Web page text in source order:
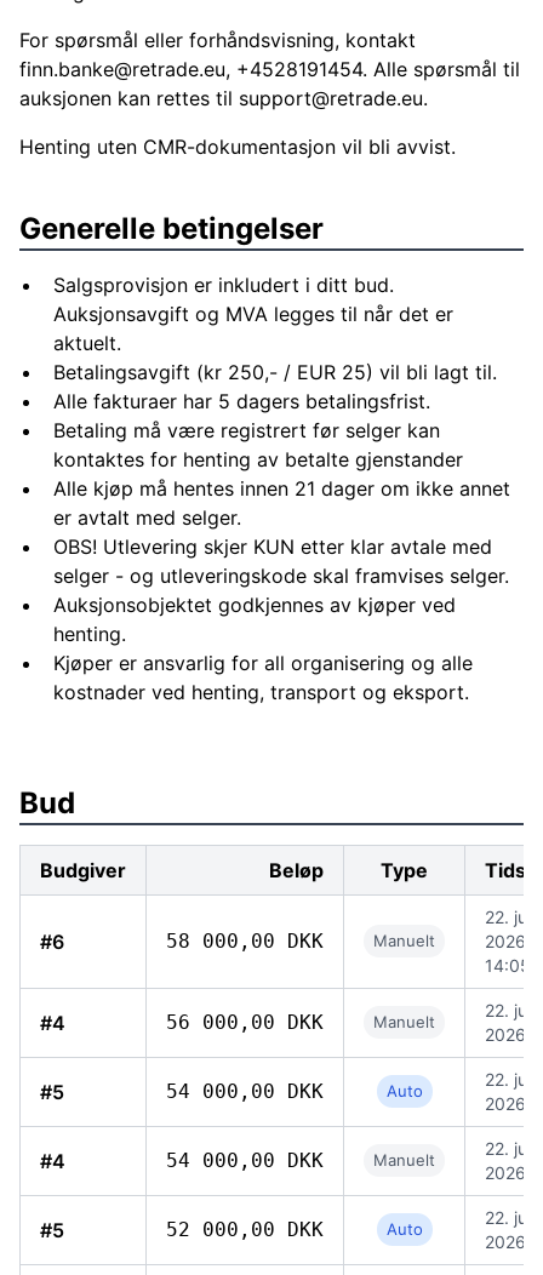
For spørsmål eller forhåndsvisning, kontakt
finn.banke@retrade.eu, +4528191454. Alle spørsmål til
auksjonen kan rettes til support@retrade.eu.
Henting uten CMR-dokumentasjon vil bli avvist.
Generelle betingelser
Salgsprovisjon er inkludert i ditt bud.
Auksjonsavgift og MVA legges til når det er
aktuelt.
Betalingsavgift (kr 250,- / EUR 25) vil bli lagt til.
Alle fakturaer har 5 dagers betalingsfrist.
Betaling må være registrert før selger kan
kontaktes for henting av betalte gjenstander
Alle kjøp må hentes innen 21 dager om ikke annet
er avtalt med selger.
OBS! Utlevering skjer KUN etter klar avtale med
selger - og utleveringskode skal framvises selger.
Auksjonsobjektet godkjennes av kjøper ved
henting.
Kjøper er ansvarlig for all organisering og alle
kostnader ved henting, transport og eksport.
Bud
Budgiver Beløp Type
#6 58 000,00 DKK Manuelt
22. juni
2026,
14:05
#4 56 000,00 DKK Manuelt
22. juni
2026,
#5 54 000,00 DKK Auto
22. juni
2026,
#4 54 000,00 DKK Manuelt
22. juni
2026,
#5 52 000,00 DKK Auto
22. juni
2026,